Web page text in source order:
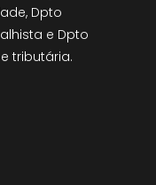
Dpto
e Dpto
tributária.